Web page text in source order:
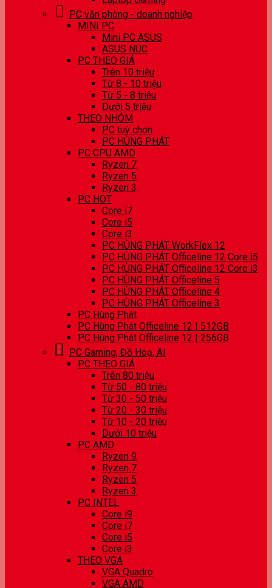
PC văn phòng - doanh nghiệp
MINI PC
Mini PC ASUS
ASUS NUC
PC THEO GIÁ
Trên 10 triệu
Từ 8 - 10 triệu
Từ 5 - 8 triệu
Dưới 5 triệu
THEO NHÓM
PC tuỳ chọn
PC HÙNG PHÁT
PC CPU AMD
Ryzen 7
Ryzen 5
Ryzen 3
PC HOT
Core i7
Core i5
Core i3
PC HÙNG PHÁT WorkFlex 12
PC HÙNG PHÁT Officeline 12 Core i5
PC HÙNG PHÁT Officeline 12 Core i3
PC HÙNG PHÁT Officeline 5
PC HÙNG PHÁT Officeline 4
PC HÙNG PHÁT Officeline 3
PC Hùng Phát
PC Hùng Phát Officeline 12 | 512GB
PC Hùng Phát Officeline 12 | 256GB
PC Gaming, Đồ Hoạ, AI
PC THEO GIÁ
Trên 80 triệu
Từ 50 - 80 triệu
Từ 30 - 50 triệu
Từ 20 - 30 triệu
Từ 10 - 20 triệu
Dưới 10 triệu
PC AMD
Ryzen 9
Ryzen 7
Ryzen 5
Ryzen 3
PC INTEL
Core i9
Core i7
Core i5
Core i3
THEO VGA
VGA Quadro
VGA AMD